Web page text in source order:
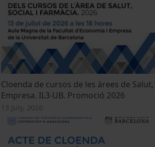
Cloenda de cursos de les àrees de
Empresa. IL3-UB. Promoció 2026
13 July, 2026